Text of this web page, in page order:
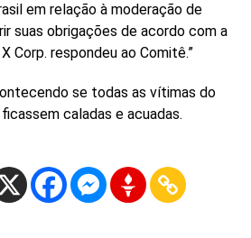
em relação à moderação de
suas obrigações de acordo com a
Corp. respondeu ao Comitê.”
se todas as vítimas do
caladas e acuadas.